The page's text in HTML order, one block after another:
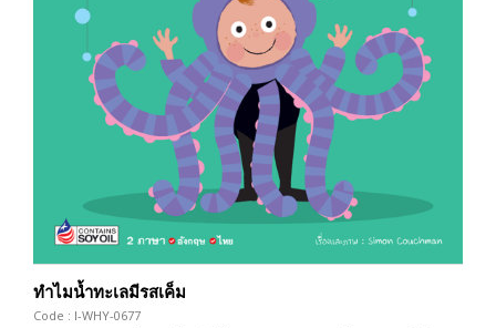
ทำไมน้ำทะเลมีรสเค็ม
Code : I-WHY-0677